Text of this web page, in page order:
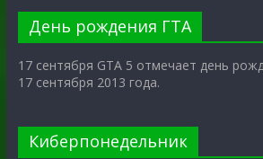
День рождения ГТА
17 сентября GTA 5 отмечает день
17 сентября 2013 года.
Киберпонедельник